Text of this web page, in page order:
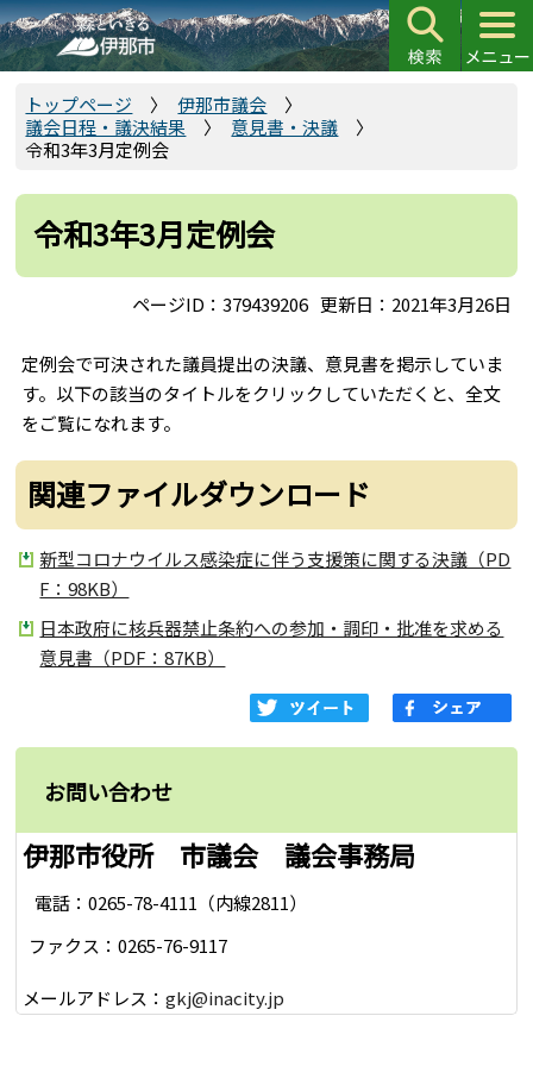
こ
の
ペ
先
トップページ
伊那市議会
議会日程・議決結果
意見書・決議
令和3年3月定例会
令和3年3月定例会
ページID：379439206 更新日：2021年3月26日
定例会で可決された議員提出の決議、意見書を掲示していま
す。以下の該当のタイトルをクリックしていただくと、全文
をご覧になれます。
関連ファイルダウンロード
新型コロナウイルス感染症に伴う支援策に関する決議（PD
F：98KB）
日本政府に核兵器禁止条約への参加・調印・批准を求める
意見書（PDF：87KB）
お問い合わせ
伊那市役所 市議会 議会事務局
電話：0265-78-4111（内線2811）
ファクス：0265-76-9117
メールアドレス：gkj@inacity.jp